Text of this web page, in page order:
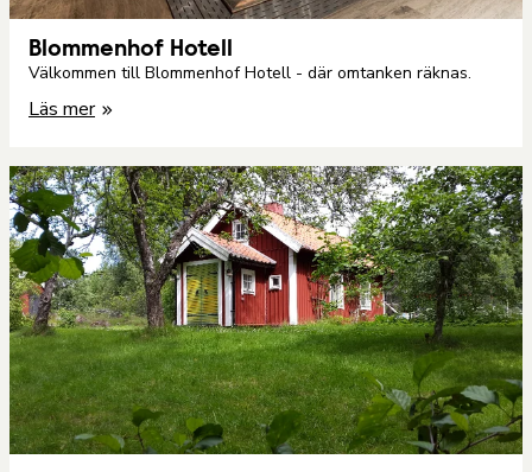
Blommenhof Hotell
Välkommen till Blommenhof Hotell - där omtanken räknas.
Läs mer